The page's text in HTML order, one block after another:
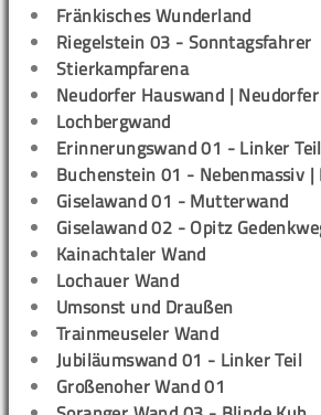
Fränkisches Wunderland
Riegelstein 03 - Sonntagsfahrer
Stierkampfarena
Neudorfer Hauswand |
Lochbergwand
Erinnerungswand 01 - Linker Teil
Buchenstein 01 - Nebenmassiv
Giselawand 01 - Mutterwand
Giselawand 02 - Opitz
Kainachtaler Wand
Lochauer Wand
Umsonst und Draußen
Trainmeuseler Wand
Jubiläumswand 01 - Linker Teil
Großenoher Wand 01